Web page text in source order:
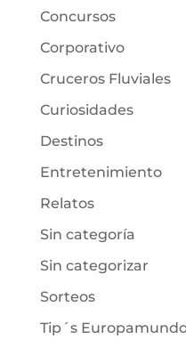
Concursos
Corporativo
Cruceros Fluviales
Curiosidades
Destinos
Entretenimiento
Relatos
Sin categoría
Sin categorizar
Sorteos
Tip´s